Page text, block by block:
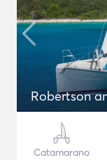
Robertson
Catamarano